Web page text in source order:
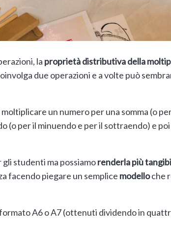
la proprietà distributiva della
due operazioni e a volte può
un numero per una somma (o
(o per il minuendo e per il sottraendo) e
studenti ma possiamorenderla più
facendo piegare un semplice modelloche
A6 o A7 (ottenuti dividendo in